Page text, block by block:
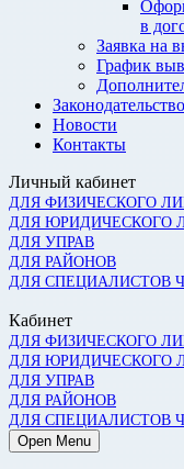
в
Заявка на
График
Законодательство
Новости
Контакты
Личный кабинет
ДЛЯ ФИЗИЧЕСКОГО
ДЛЯ ЮРИДИЧЕСКОГО
ДЛЯ УПРАВ
ДЛЯ РАЙОНОВ
ДЛЯ СПЕЦИАЛИСТОВ
Кабинет
ДЛЯ ФИЗИЧЕСКОГО
ДЛЯ ЮРИДИЧЕСКОГО
ДЛЯ УПРАВ
ДЛЯ РАЙОНОВ
ДЛЯ СПЕЦИАЛИСТОВ
Open Menu